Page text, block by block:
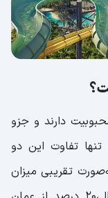
دارند و جزو
تفاوت این دو
تقریبی میزان